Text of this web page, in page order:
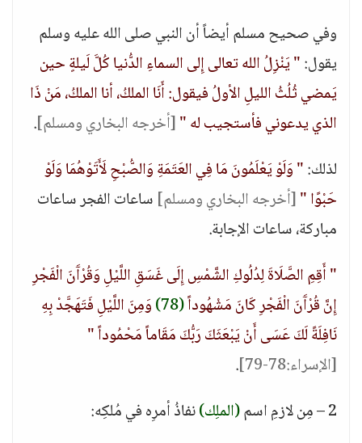
وفي صحيح مسلم أيضاً أن النبي صلى الله عليه وسلم
يقول:" يَنْزِلُ الله تعالى إِلى السماءِ الدُّنيا كُلَّ لَيلةٍ حين
يَمضي ثُلُثُ الليلِ الأولُ فيقول: أَنَا الملكُ، أنا الملكُ، مَنْ ذَا
الذي يدعوني فأستجيب له "[أخرجه البخاري ومسلم].
لذلك:" وَلَوْ يَعْلَمُونَ مَا فِي العَتَمَةِ وَالصُّبْحِ لَأَتَوْهُمَا وَلَوْ
حَبْوًا "[أخرجه البخاري ومسلم] ساعات الفجر ساعات
مباركة، ساعات الإجابة.
" أَقِمِ الصَّلَاةَ لِدُلُوكِ الشَّمْسِ إِلَى غَسَقِ اللَّيْلِ وَقُرْآَنَ الْفَجْرِ
إِنَّ قُرْآَنَ الْفَجْرِ كَانَ مَشْهُوداً(78)
وَمِنَ اللَّيْلِ فَتَهَجَّدْ بِهِ
نَافِلَةً لَكَ عَسَى أَنْ يَبْعَثَكَ رَبُّكَ مَقَاماً مَحْمُوداً "
[الإسراء:78-79]
.
2 – مِن لازمِ اسم
(الملِك)نفاذُ أمرِه في مُلكِه: